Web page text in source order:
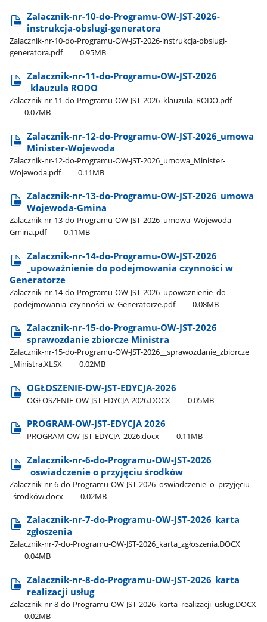
Zalacznik-nr-10-do-Programu-OW-JST-2026-
instrukcja-obslugi-generatora
Zalacznik-nr-10-do-Programu-OW-JST-2026-instrukcja-obslugi-
generatora.pdf
0.95MB
Zalacznik-nr-11-do-Programu-OW-JST-2026​
_klauzula RODO
Zalacznik-nr-11-do-Programu-OW-JST-2026​_klauzula​_RODO.pdf
0.07MB
Zalacznik-nr-12-do-Programu-OW-JST-2026​_umowa
Minister-Wojewoda
Zalacznik-nr-12-do-Programu-OW-JST-2026​_umowa​_Minister-
Wojewoda.pdf
0.11MB
Zalacznik-nr-13-do-Programu-OW-JST-2026​_umowa
Wojewoda-Gmina
Zalacznik-nr-13-do-Programu-OW-JST-2026​_umowa​_Wojewoda-
Gmina.pdf
0.11MB
Zalacznik-nr-14-do-Programu-OW-JST-2026​
_upoważnienie do podejmowania czynności w
Generatorze
Zalacznik-nr-14-do-Programu-OW-JST-2026​_upoważnienie​_do​
_podejmowania​_czynności​_w​_Generatorze.pdf
0.08MB
Zalacznik-nr-15-do-Programu-OW-JST-2026​_
sprawozdanie zbiorcze Ministra
Zalacznik-nr-15-do-Programu-OW-JST-2026​_​_sprawozdanie​_zbiorcze​
_Ministra.XLSX
0.02MB
OGŁOSZENIE-OW-JST-EDYCJA-2026
OGŁOSZENIE-OW-JST-EDYCJA-2026.DOCX 0.05MB
PROGRAM-OW-JST-EDYCJA 2026
PROGRAM-OW-JST-EDYCJA​_2026.docx 0.11MB
Zalacznik-nr-6-do-Programu-OW-JST-2026​
_oswiadczenie o przyjęciu środków
Zalacznik-nr-6-do-Programu-OW-JST-2026​_oswiadczenie​_o​_przyjęciu​
_środków.docx
0.02MB
Zalacznik-nr-7-do-Programu-OW-JST-2026​_karta
zgłoszenia
Zalacznik-nr-7-do-Programu-OW-JST-2026​_karta​_zgłoszenia.DOCX
0.04MB
Zalacznik-nr-8-do-Programu-OW-JST-2026​_karta
realizacji usług
Zalacznik-nr-8-do-Programu-OW-JST-2026​_karta​_realizacji​_usług.DOCX
0.02MB